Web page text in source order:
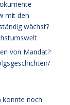
mit den
wächst?
von Mandat?
könnte noch